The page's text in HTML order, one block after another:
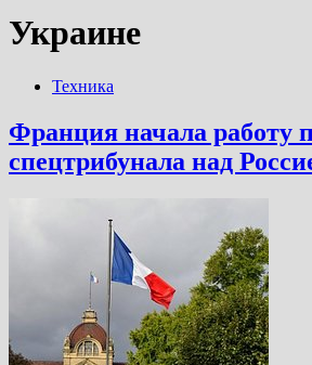
Украине
Техника
Франция начала работу
спецтрибунала над